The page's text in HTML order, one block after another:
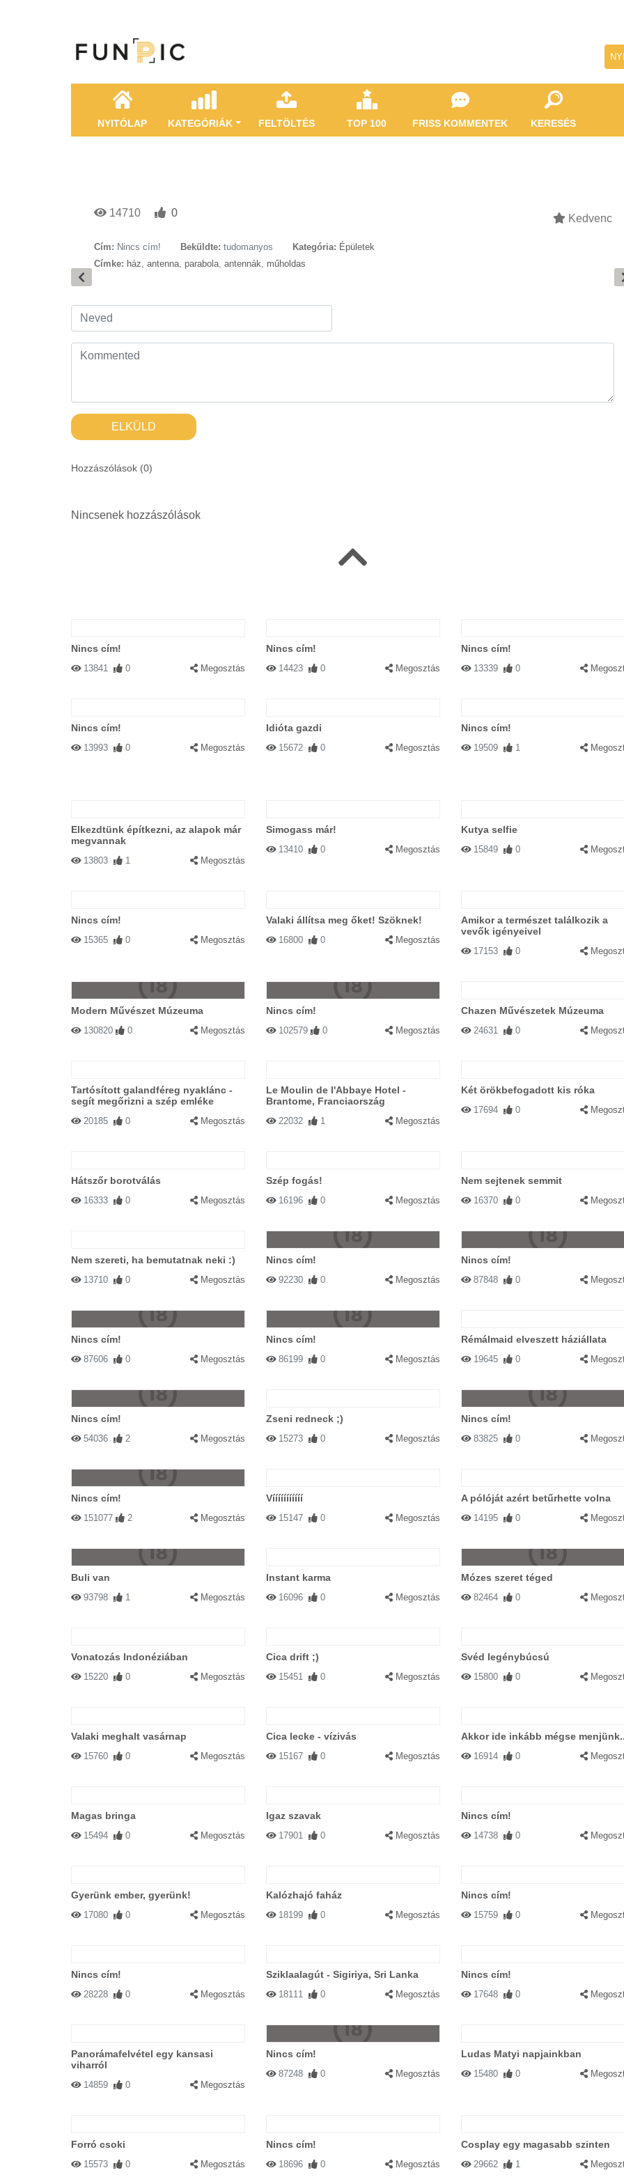
NYITÓLAP KATEGÓRIÁK FELTÖLTÉS TOP 100 FRISS KOMMENTEK KERESÉS
14710 0 Kedvenc
Cím: Nincs cím! Beküldte: tudomanyos Kategória: Épületek
Címke: ház, antenna, parabola, antennák, műholdas
ELKÜLD
Hozzászólások (0)
Nincsenek hozzászólások
Nincs cím!
13841 0 Megosztás
Nincs cím!
14423 0 Megosztás
Nincs cím!
13339 0
Nincs cím!
13993 0 Megosztás
Idióta gazdi
15672 0 Megosztás
Nincs cím!
19509 1
Elkezdtünk építkezni, az alapok már
megvannak
13803 1 Megosztás
Simogass már!
13410 0 Megosztás
Kutya selfie
15849 0
Nincs cím!
15365 0 Megosztás
Valaki állítsa meg őket! Szöknek!
16800 0 Megosztás
Amikor a természet találkozik a
vevők igényeivel
17153 0
Modern Művészet Múzeuma
130820 0 Megosztás
Nincs cím!
102579 0 Megosztás
Chazen Művészetek Múzeuma
24631 0
Tartósított galandféreg nyaklánc -
segít megőrizni a szép emléke
20185 0 Megosztás
Le Moulin de l'Abbaye Hotel -
Brantome, Franciaország
22032 1 Megosztás
Két örökbefogadott kis róka
17694 0
Hátszőr borotválás
16333 0 Megosztás
Szép fogás!
16196 0 Megosztás
Nem sejtenek semmit
16370 0
Nem szereti, ha bemutatnak neki :)
13710 0 Megosztás
Nincs cím!
92230 0 Megosztás
Nincs cím!
87848 0
Nincs cím!
87606 0 Megosztás
Nincs cím!
86199 0 Megosztás
Rémálmaid elveszett háziállata
19645 0
Nincs cím!
54036 2 Megosztás
Zseni redneck ;)
15273 0 Megosztás
Nincs cím!
83825 0
Nincs cím!
151077 2 Megosztás
Vííííííííííí
15147 0 Megosztás
A pólóját azért betűrhette volna
14195 0
Buli van
93798 1 Megosztás
Instant karma
16096 0 Megosztás
Mózes szeret téged
82464 0
Vonatozás Indonéziában
15220 0 Megosztás
Cica drift ;)
15451 0 Megosztás
Svéd legénybúcsú
15800 0
Valaki meghalt vasárnap
15760 0 Megosztás
Cica lecke - vízivás
15167 0 Megosztás
Akkor ide inkább mégse
16914 0
Magas bringa
15494 0 Megosztás
Igaz szavak
17901 0 Megosztás
Nincs cím!
14738 0
Gyerünk ember, gyerünk!
17080 0 Megosztás
Kalózhajó faház
18199 0 Megosztás
Nincs cím!
15759 0
Nincs cím!
28228 0 Megosztás
Sziklaalagút - Sigiriya, Sri Lanka
18111 0 Megosztás
Nincs cím!
17648 0
Panorámafelvétel egy kansasi
viharról
14859 0 Megosztás
Nincs cím!
87248 0 Megosztás
Ludas Matyi napjainkban
15480 0
Forró csoki
15573 0 Megosztás
Nincs cím!
18696 0 Megosztás
Cosplay egy magasabb szinten
29662 1